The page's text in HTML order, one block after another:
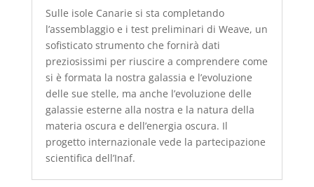
Sulle isole Canarie si sta completando
l’assemblaggio e i test preliminari di Weave, un
sofisticato strumento che fornirà dati
preziosissimi per riuscire a comprendere come
si è formata la nostra galassia e l’evoluzione
delle sue stelle, ma anche l’evoluzione delle
galassie esterne alla nostra e la natura della
materia oscura e dell’energia oscura. Il
progetto internazionale vede la partecipazione
scientifica dell’Inaf.